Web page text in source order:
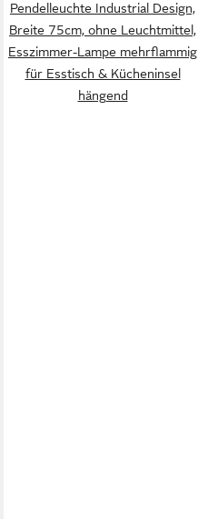
Pendelleuchte Industrial Design,
Breite 75cm, ohne Leuchtmittel,
Esszimmer-Lampe mehrflammig
für Esstisch & Kücheninsel
hängend